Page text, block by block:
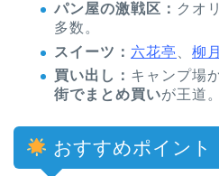
パン屋の激戦区： クオ
多数。
スイーツ： 六花亭 柳月
買い出し： キャンプ場
街でまとめ買いが王道。
おすすめポイント